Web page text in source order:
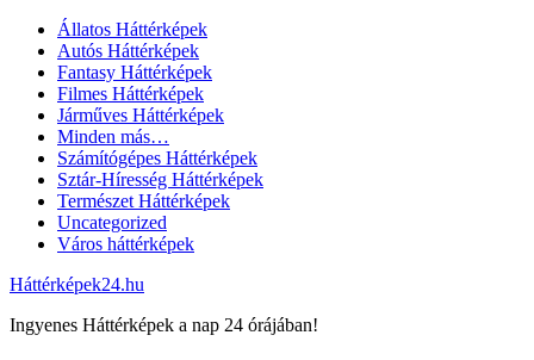
Állatos Háttérképek
Autós Háttérképek
Fantasy Háttérképek
Filmes Háttérképek
Járműves Háttérképek
Minden más…
Számítógépes Háttérképek
Sztár-Híresség Háttérképek
Természet Háttérképek
Uncategorized
Város háttérképek
Háttérképek24.hu
Ingyenes Háttérképek a nap 24 órájában!